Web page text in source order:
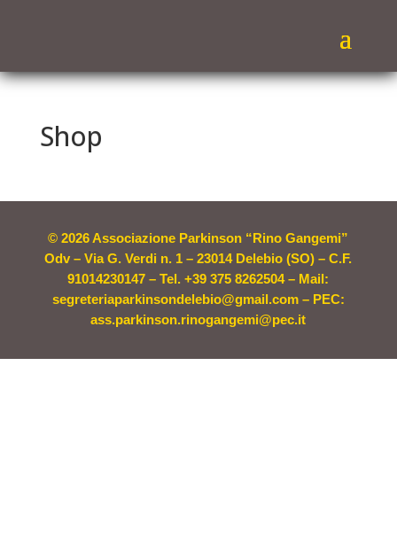
Shop
© 2026 Associazione Parkinson “Rino Gangemi”
Odv – Via G. Verdi n. 1 – 23014 Delebio (SO) – C.F.
91014230147 – Tel. +39 375 8262504 – Mail:
segreteriaparkinsondelebio@gmail.com – PEC:
ass.parkinson.rinogangemi@pec.it